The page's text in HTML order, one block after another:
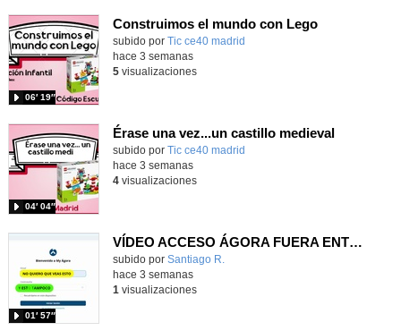
Construimos el mundo con Lego
subido por Tic ce40 madrid
06′ 19″
hace 3 semanas
5visualizaciones
Érase una vez...un castillo medieval
subido por Tic ce40 madrid
04′ 04″
hace 3 semanas
4visualizaciones
VÍDEO ACCESO ÁGORA FUERA ENTORNO ESCUELA
Contenido educativo.
subido por Santiago R.
01′ 57″
hace 3 semanas
1 visualizaciones